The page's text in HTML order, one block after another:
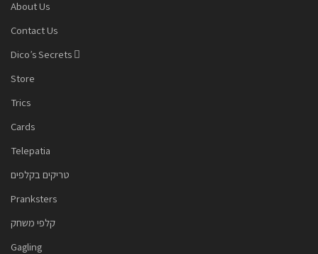
About Us
Contact Us
Dico’s Secrets
Store
Trics
Cards
Telepatia
טריקים בקלפים
Pranksters
קלפי משחק
Gagling